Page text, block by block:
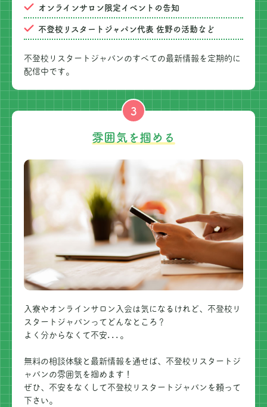
オンラインサロン限定イベントの告知
不登校リスタートジャパン代表 佐野の活動など
不登校リスタートジャパンのすべての最新情報を定期的に
配信中です。
3
雰囲気を掴める
入寮やオンラインサロン入会は気になるけれど、不登校リ
スタートジャパンってどんなところ？
よく分からなくて不安...。
無料の相談体験と最新情報を通せば、不登校リスタートジ
ャパンの雰囲気を掴めます！
ぜひ、不安をなくして不登校リスタートジャパンを頼って
下さい。